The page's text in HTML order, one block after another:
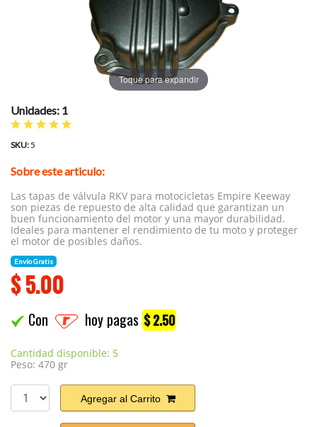
Toque para expandir
Unidades: 1
SKU:5
Sobre este articulo:
Las tapas de válvula RKV para motocicletas Empire Keeway
son piezas de repuesto de alta calidad que garantizan un
buen funcionamiento del motor y una mayor durabilidad.
Ideales para mantener el rendimiento de tu moto y proteger
el motor de posibles daños.
Envío Gratis
$5.00
Con hoy pagas $ 2.50
Cantidad disponible: 5
Peso: 470 gr
Agregar al Carrito